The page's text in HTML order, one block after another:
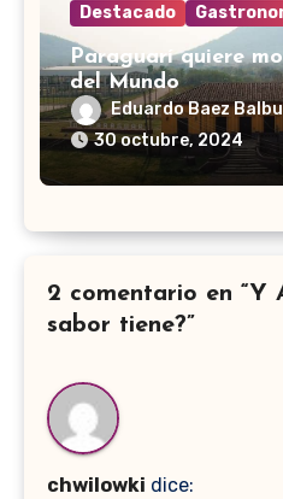
Destacado
Paraguarí quiere
del Mundo
Eduardo Baez
30 octubre, 2024
2 comentario en “Y
sabor tiene?”
chwilowki dice: